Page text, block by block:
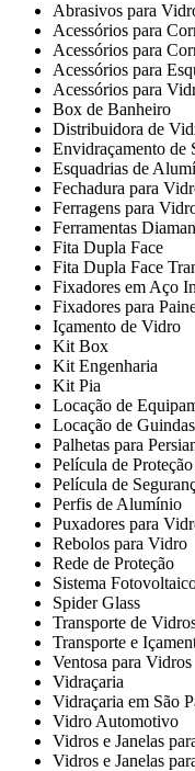
Abrasivos para
Acessórios para
Acessórios para
Acessórios para
Acessórios para
Box de Banheiro
Distribuidora de
Envidraçamento de
Esquadrias de
Fechadura para
Ferragens para
Ferramentas
Fita Dupla Face
Fita Dupla Face
Fixadores em Aço
Fixadores para
Içamento de Vidro
Kit Box
Kit Engenharia
Kit Pia
Locação de
Locação de
Palhetas para
Película de
Película de
Perfis de Alumínio
Puxadores para
Rebolos para Vidro
Rede de Proteção
Sistema
Spider Glass
Transporte de
Transporte e
Ventosa para Vidros
Vidraçaria
Vidraçaria em São
Vidro Automotivo
Vidros e Janelas
Vidros e Janelas